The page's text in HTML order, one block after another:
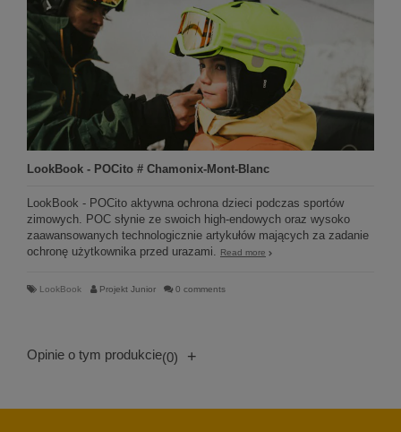
LookBook - POCito # Chamonix-Mont-Blanc
LookBook - POCito aktywna ochrona dzieci podczas sportów
zimowych. POC słynie ze swoich high-endowych oraz wysoko
zaawansowanych technologicznie artykułów mających za zadanie
ochronę użytkownika przed urazami. Read more
LookBook Projekt Junior 0 comments
Opinie o tym produkcie(0) +